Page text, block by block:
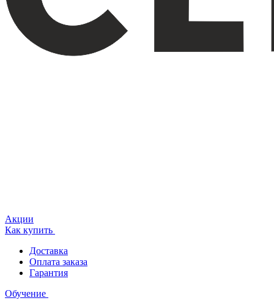
Акции
Как купить
Доставка
Оплата заказа
Гарантия
Обучение